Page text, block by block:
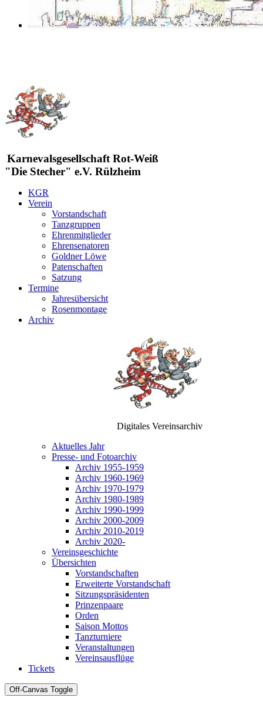
Karnevalsgesellschaft Rot-Weiß
"Die Stecher" e.V. Rülzheim
KGR
Verein
Vorstandschaft
Tanzgruppen
Ehrenmitglieder
Ehrensenatoren
Goldner Löwe
Patenschaften
Satzung
Termine
Jahresübersicht
Rosenmontage
Archiv
Digitales Vereinsarchiv
Aktuelles Jahr
Presse- und Fotoarchiv
Archiv 1955-1959
Archiv 1960-1969
Archiv 1970-1979
Archiv 1980-1989
Archiv 1990-1999
Archiv 2000-2009
Archiv 2010-2019
Archiv 2020-
Vereinsgeschichte
Übersichten
Vorstandschaften
Erweiterte Vorstandschaft
Sitzungspräsidenten
Prinzenpaare
Orden
Saison Mottos
Tanzturniere
Veranstaltungen
Vereinsausflüge
Tickets
Off-Canvas Toggle